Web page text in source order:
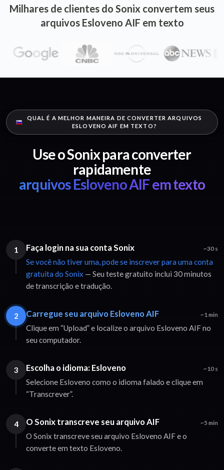
Milhares de clientes do Sonix convertem seus
arquivos Esloveno AIF em texto
QUAL É A MELHOR MANEIRA DE CONVERTER ARQUIVOS
ESLOVENO AIF EM TEXTO?
Use o Sonix para converter
rapidamente
arquivos Esloveno AIF em texto
1 Faça login na sua conta Sonix ~30 s
Se você não tiver uma, pode se inscrever para uma conta
gratuita do Sonix — Seu teste gratuito inclui 30 minutos
de transcrição e tradução.
2 Carregue seu arquivo Esloveno AIF ~1 min
Clique em “Upload” e localize o arquivo Esloveno AIF no
seu computador.
3 Escolha o idioma: Esloveno ~10 s
Selecione Esloveno como o idioma falado e clique em
“Transcrever”.
4 O Sonix transcreve seu arquivo AIF ~5 min
O Sonix transcreve seu arquivo Esloveno AIF e o
converte em texto Esloveno.